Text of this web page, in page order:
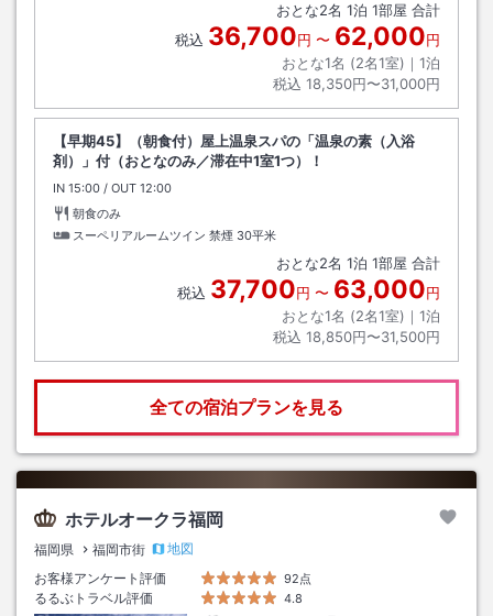
おとな2名 1泊 1部屋 合計
税込 36,700円 〜 62,000円
おとな1名 (2名1室)｜ 1泊
税込 18,350円〜31,000円
【早期45】（朝食付）屋上温泉スパの「温泉の素（入浴
剤）」付（おとなのみ／滞在中1室1つ）！
IN チェックイン
15:00 / OUT チェックアウト
12:00
朝食のみ
スーペリアルームツイン 禁煙 30平米
おとな2名 1泊 1部屋 合計
税込 37,700円 〜 63,000円
おとな1名 (2名1室)｜ 1泊
税込 18,850円〜31,500円
全ての宿泊プランを見る
ホテルオークラ福岡
福岡県 福岡市街
地図
お客様アンケート評価
92点
るるぶトラベル評価
4.8